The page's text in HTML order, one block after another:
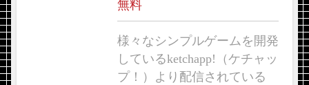
無料
様々なシンプルゲームを開発
しているketchapp!（ケチャッ
プ！）より配信されている